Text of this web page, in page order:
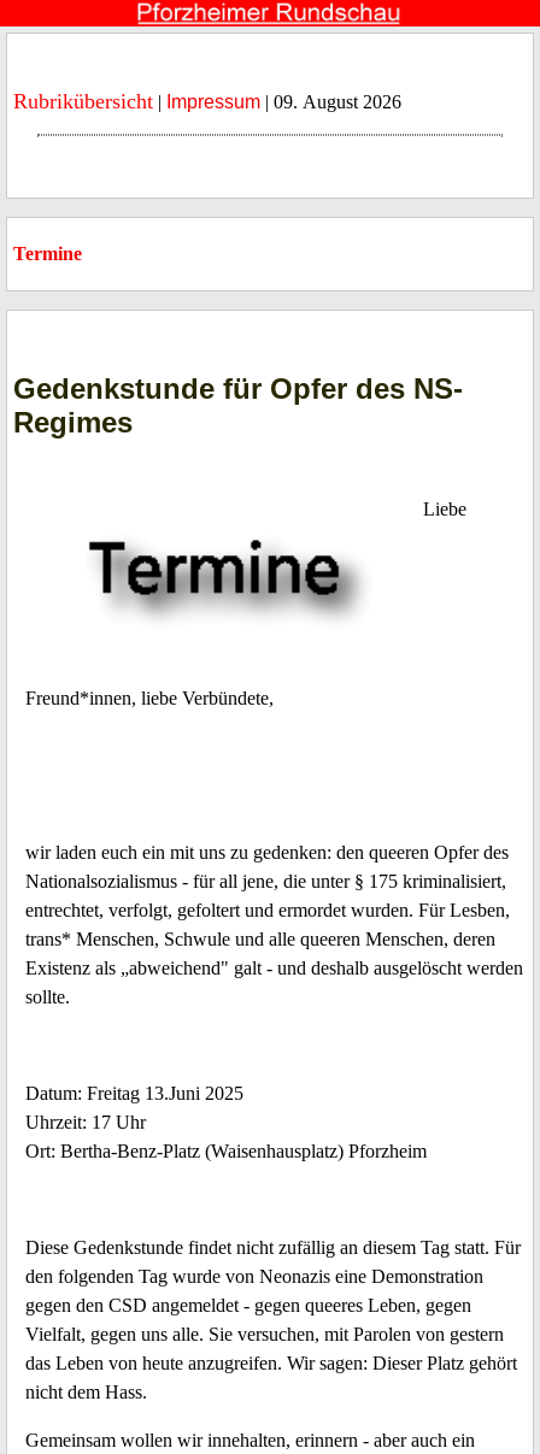
Rubrikübersicht | Impressum | 09. August 2026
Termine
Gedenkstunde für Opfer des NS-
Regimes
Liebe
Freund*innen, liebe Verbündete,
wir laden euch ein mit uns zu gedenken: den queeren Opfer des
Nationalsozialismus - für all jene, die unter § 175 kriminalisiert,
entrechtet, verfolgt, gefoltert und ermordet wurden. Für Lesben,
trans* Menschen, Schwule und alle queeren Menschen, deren
Existenz als „abweichend" galt - und deshalb ausgelöscht werden
sollte.
Datum: Freitag 13.Juni 2025
Uhrzeit: 17 Uhr
Ort: Bertha-Benz-Platz (Waisenhausplatz) Pforzheim
Diese Gedenkstunde findet nicht zufällig an diesem Tag statt. Für
den folgenden Tag wurde von Neonazis eine Demonstration
gegen den CSD angemeldet - gegen queeres Leben, gegen
Vielfalt, gegen uns alle. Sie versuchen, mit Parolen von gestern
das Leben von heute anzugreifen. Wir sagen: Dieser Platz gehört
nicht dem Hass.
Gemeinsam wollen wir innehalten, erinnern - aber auch ein